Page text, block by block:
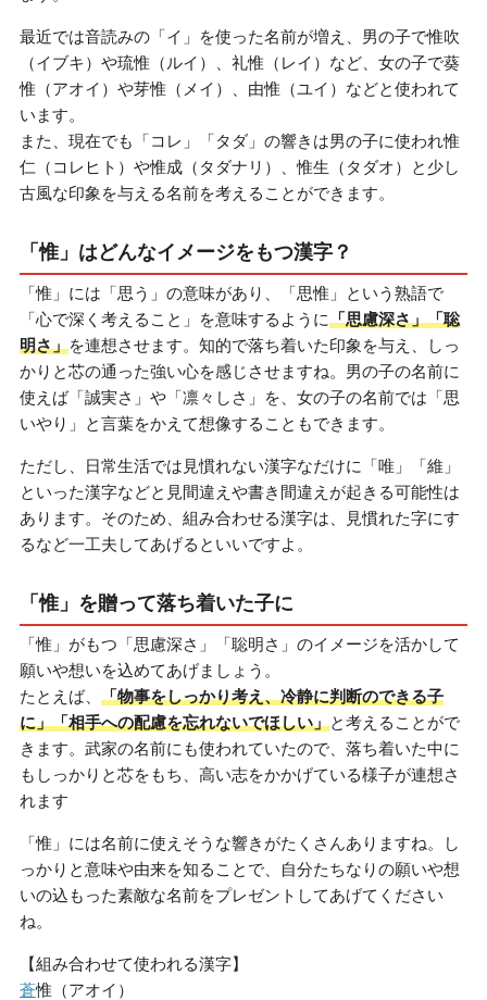
最近では音読みの「イ」を使った名前が増え、男の子で惟吹
（イブキ）や琉惟（ルイ）、礼惟（レイ）など、女の子で葵
惟（アオイ）や芽惟（メイ）、由惟（ユイ）などと使われて
います。
また、現在でも「コレ」「タダ」の響きは男の子に使われ惟
仁（コレヒト）や惟成（タダナリ）、惟生（タダオ）と少し
古風な印象を与える名前を考えることができます。
「惟」はどんなイメージをもつ漢字？
「惟」には「思う」の意味があり、「思惟」という熟語で
「心で深く考えること」を意味するように「思慮深さ」「聡
明さ」を連想させます。知的で落ち着いた印象を与え、しっ
かりと芯の通った強い心を感じさせますね。男の子の名前に
使えば「誠実さ」や「凛々しさ」を、女の子の名前では「思
いやり」と言葉をかえて想像することもできます。
ただし、日常生活では見慣れない漢字なだけに「唯」「維」
といった漢字などと見間違えや書き間違えが起きる可能性は
あります。そのため、組み合わせる漢字は、見慣れた字にす
るなど一工夫してあげるといいですよ。
「惟」を贈って落ち着いた子に
「惟」がもつ「思慮深さ」「聡明さ」のイメージを活かして
願いや想いを込めてあげましょう。
たとえば、 「物事をしっかり考え、冷静に判断のできる子
に」「相手への配慮を忘れないでほしい」と考えることがで
きます。武家の名前にも使われていたので、落ち着いた中に
もしっかりと芯をもち、高い志をかかげている様子が連想さ
れます
「惟」には名前に使えそうな響きがたくさんありますね。し
っかりと意味や由来を知ることで、自分たちなりの願いや想
いの込もった素敵な名前をプレゼントしてあげてください
ね。
【組み合わせて使われる漢字】
蒼惟（アオイ）